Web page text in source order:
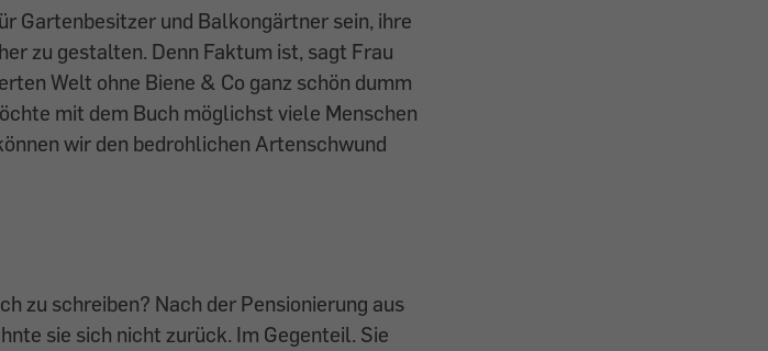
Gartenbesitzer und Balkongärtner sein, ihre
zu gestalten. Denn Faktum ist, sagt Frau
Welt ohne Biene & Co ganz schön dumm
mit dem Buch möglichst viele Menschen
wir den bedrohlichen Artenschwund
zu schreiben? Nach der Pensionierung aus
sie sich nicht zurück. Im Gegenteil. Sie